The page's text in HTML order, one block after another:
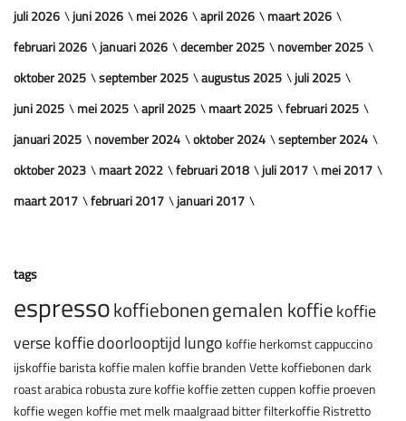
juli 2026
juni 2026 mei 2026 april 2026
maart 2026
februari 2026
januari 2026 december 2025
november 2025
oktober 2025
september 2025 augustus 2025
juli 2025
juni 2025
mei 2025 april 2025 maart 2025
februari 2025
januari 2025
november 2024 oktober 2024
september 2024
oktober 2023
maart 2022 februari 2018 juli 2017
mei 2017
maart 2017
februari 2017 januari 2017
tags
espressokoffiebonengemalen koffiekoffie
verse koffiedoorlooptijdlungo koffie herkomstcappuccino
ijskoffiebaristakoffie malen koffie brandenVette koffiebonendark
roastarabicarobustazure koffiekoffie zettencuppen koffie proeven
koffie wegen koffie met melkmaalgraadbitterfilterkoffieRistretto